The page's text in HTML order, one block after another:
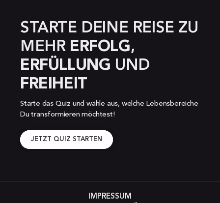
STARTE DEINE REISE ZU
MEHR ERFOLG
ERFÜLLUNG
FREIHEIT
Starte das Quiz und wähle aus, welche Lebensbereiche
Du transformieren möchtest!
JETZT QUIZ STARTEN
IMPRESSUM